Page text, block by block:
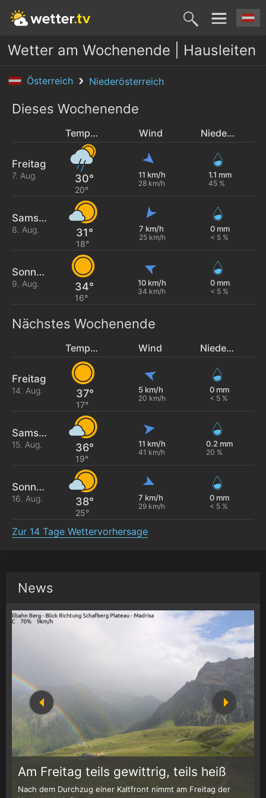
Wetter am Wochenende | Hausleiten
Österreich Niederösterreich
Dieses Wochenende
Temperatur Wind Niederschlag
Freitag
7. Aug. 30°
20°
11 km/h
28 km/h
1.1 mm
45 %
Samstag
8. Aug. 31°
18°
7 km/h
25 km/h
0 mm
< 5 %
Sonntag
9. Aug. 34°
16°
10 km/h
34 km/h
0 mm
< 5 %
Nächstes Wochenende
Temperatur Wind Niederschlag
Freitag
14. Aug. 37°
17°
5 km/h
20 km/h
0 mm
< 5 %
Samstag
15. Aug. 36°
19°
11 km/h
41 km/h
0.2 mm
20 %
Sonntag
16. Aug. 38°
25°
7 km/h
29 km/h
0 mm
< 5 %
Zur 14 Tage Wettervorhersage
News
Am Freitag teils gewittrig, teils heiß
Nach dem Durchzug einer Kaltfront nimmt am Freitag der